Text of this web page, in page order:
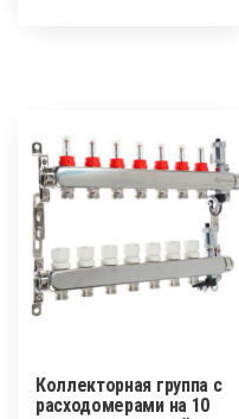
Коллекторная группа c
расходомерами на 10